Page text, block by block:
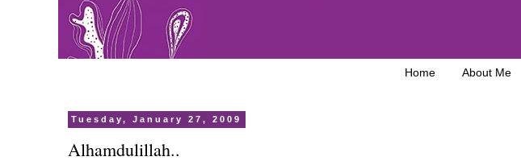
Home About Me
Tuesday, January 27, 2009
Alhamdulillah..